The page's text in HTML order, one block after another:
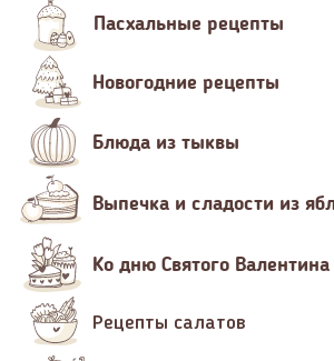
Пасхальные рецепты
Новогодние рецепты
Блюда из тыквы
Выпечка и сладости из
Ко дню Святого Валентина
Рецепты салатов